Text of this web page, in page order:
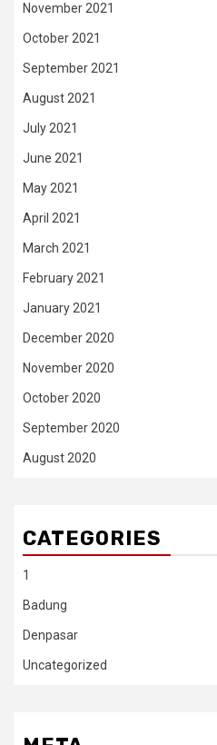
November 2021
October 2021
September 2021
August 2021
July 2021
June 2021
May 2021
April 2021
March 2021
February 2021
January 2021
December 2020
November 2020
October 2020
September 2020
August 2020
CATEGORIES
1
Badung
Denpasar
Uncategorized